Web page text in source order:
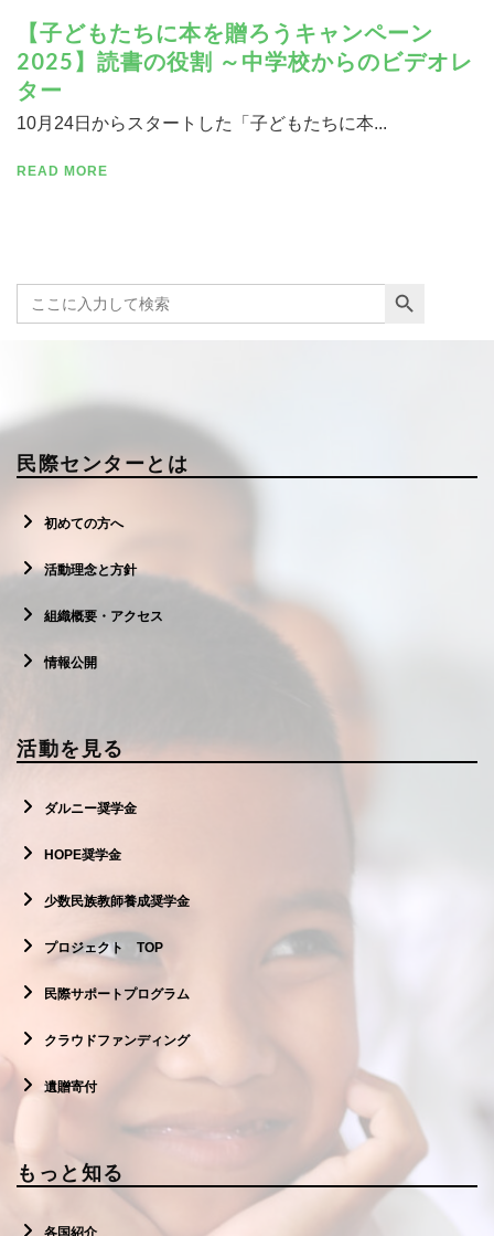
【⼦どもたちに本を贈ろうキャンペーン
2025】読書の役割 ～中学校からのビデオレ
ター
10月24日からスタートした「子どもたちに本...
READ MORE
Search
for:
Search Button
民際センターとは
初めての方へ
活動理念と方針
組織概要・アクセス
情報公開
活動を見る
ダルニー奨学金
HOPE奨学金
少数民族教師養成奨学金
プロジェクト TOP
民際サポートプログラム
クラウドファンディング
遺贈寄付
もっと知る